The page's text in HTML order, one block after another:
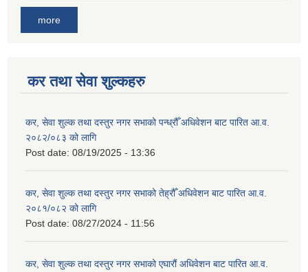
more
कर तथा सेवा शुल्कहरु
कर, सेवा शुल्क तथा दस्तुर नगर सभाको पन्ध्रौँ अधिवेशन बाट पारित आ.व.
२०८२/०८३ को लागि
Post date: 08/19/2025 - 13:36
कर, सेवा शुल्क तथा दस्तुर नगर सभाको तेह्रौँ अधिवेशन बाट पारित आ.व.
२०८१/०८२ को लागि
Post date: 08/27/2024 - 11:56
कर, सेवा शुल्क तथा दस्तुर नगर सभाको एघारौं अधिवेशन बाट पारित आ.व.